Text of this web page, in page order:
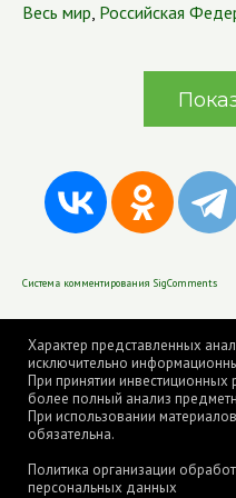
Весь мир, Российская
Система комментирования SigComments
Характер представленных
исключительно
При принятии
более полный анализ
При использовании
обязательна.
Политика организации
персональных данных